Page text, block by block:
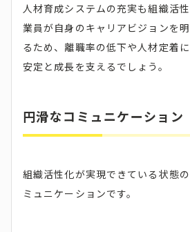
人材育成システムの充実も組織活
業員が自身のキャリアビジョンを
るため、離職率の低下や人材定着
安定と成長を支えるでしょう。
円滑なコミュニケーション
組織活性化が実現できている状態
ミュニケーションです。